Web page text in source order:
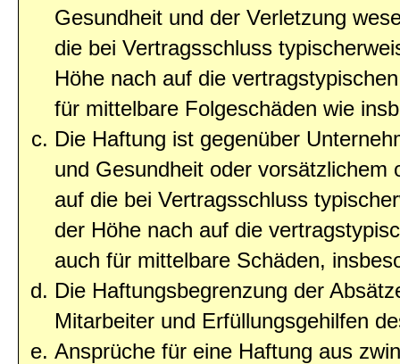
Gesundheit und der Verletzung
die bei Vertragsschluss
Höhe nach auf die
für mittelbare Folgeschäden wie
Die Haftung ist gegenüber
und Gesundheit oder
auf die bei Vertragsschluss
der Höhe nach auf die
auch für mittelbare Schäden,
Die Haftungsbegrenzung der
Mitarbeiter und Erfüllungsgehilfen
Ansprüche für eine Haftung aus